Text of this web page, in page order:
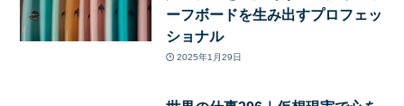
ーフボードを生み出すプロフェッ
ショナル
2025年1月29日